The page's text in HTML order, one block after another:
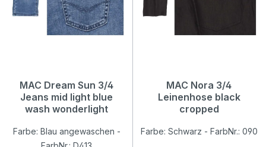
MAC Dream Sun 3/4
Jeans mid light blue
wash wonderlight
Farbe: Blau angewaschen -
MAC Nora 3/4
Leinenhose black
cropped
Farbe: Schwarz - FarbNr.: 090